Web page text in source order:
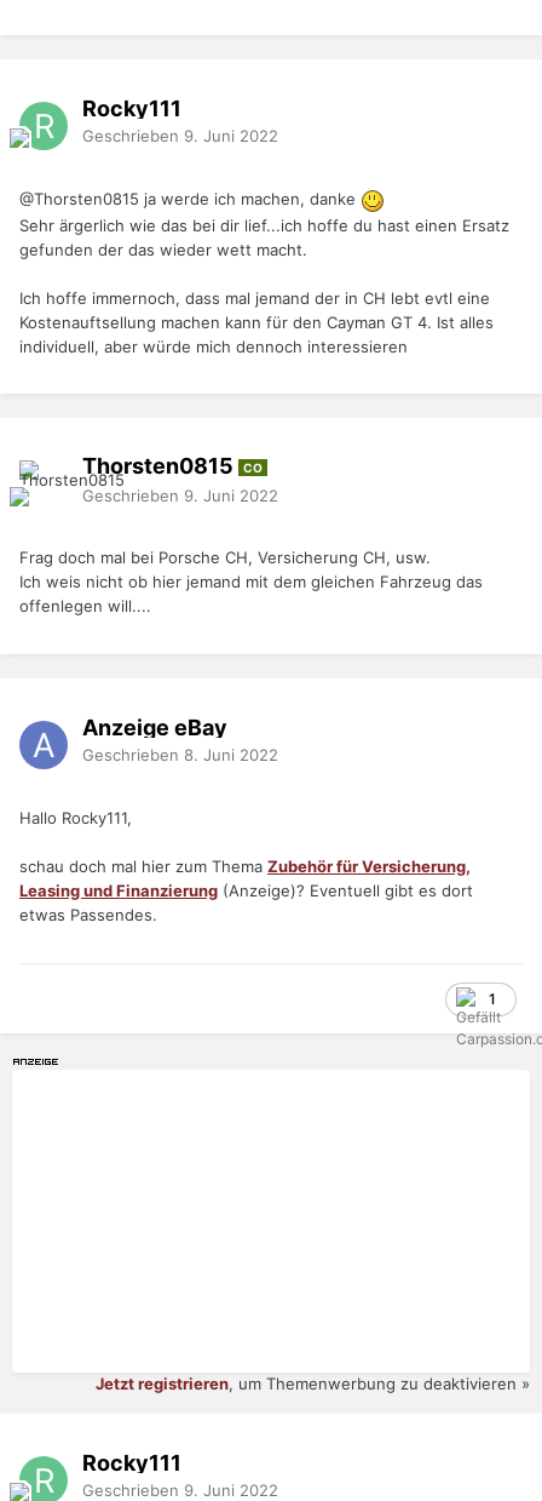
Rocky111
Geschrieben 9. Juni 2022
@Thorsten0815 ja werde ich machen, danke
Sehr ärgerlich wie das bei dir lief...ich hoffe du hast einen Ersatz
gefunden der das wieder wett macht.
Ich hoffe immernoch, dass mal jemand der in CH lebt evtl eine
Kostenauftsellung machen kann für den Cayman GT 4. Ist alles
individuell, aber würde mich dennoch interessieren
Thorsten0815 CO
Geschrieben 9. Juni 2022
Frag doch mal bei Porsche CH, Versicherung CH, usw.
Ich weis nicht ob hier jemand mit dem gleichen Fahrzeug das
offenlegen will....
Anzeige eBay
Geschrieben 8. Juni 2022
Hallo Rocky111,
schau doch mal hier zum Thema Zubehör für Versicherung,
Leasing und Finanzierung (Anzeige)? Eventuell gibt es dort
etwas Passendes.
1
Jetzt registrieren, um Themenwerbung zu deaktivieren »
Rocky111
Geschrieben 9. Juni 2022